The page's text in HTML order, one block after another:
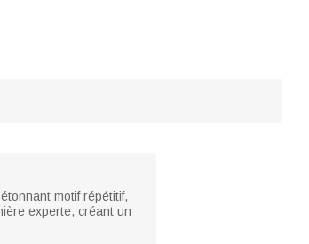
motif répétitif,
experte, créant un